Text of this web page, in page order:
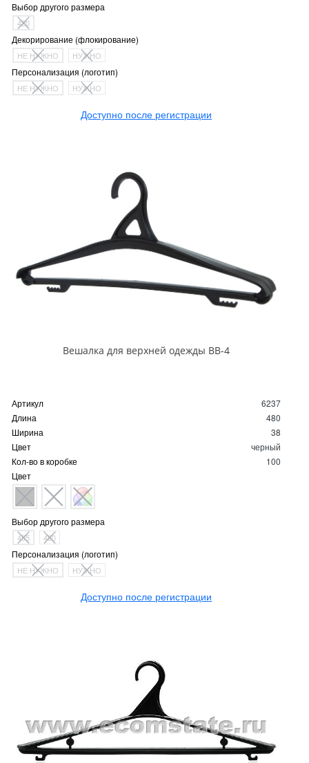
Выбор другого размера
420
Декорирование (флокирование)
НЕ НУЖНО НУЖНО
Персонализация (логотип)
НЕ НУЖНО НУЖНО
Доступно после регистрации
Вешалка для верхней одежды ВВ-4
Артикул
6237
Длина
480
Ширина
38
Цвет
черный
Кол-во в коробке
100
Цвет
Выбор другого размера
455 480
Персонализация (логотип)
НЕ НУЖНО НУЖНО
Доступно после регистрации